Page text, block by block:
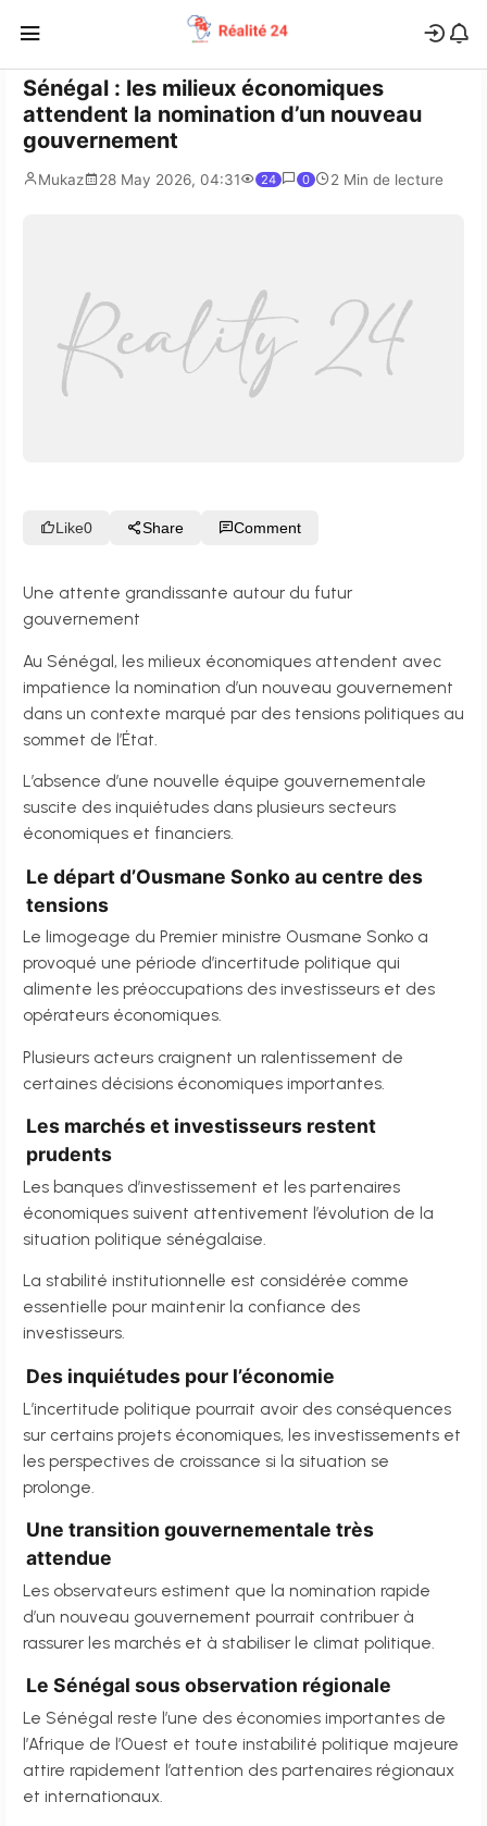
Sénégal : les milieux économiques
attendent la nomination d’un nouveau
gouvernement
Mukaz 28 May 2026, 04:31 24 0 2 Min de lecture
Like0 Share Comment
Une attente grandissante autour du futur
gouvernement
Au Sénégal, les milieux économiques attendent avec
impatience la nomination d’un nouveau gouvernement
dans un contexte marqué par des tensions politiques au
sommet de l’État.
L’absence d’une nouvelle équipe gouvernementale
suscite des inquiétudes dans plusieurs secteurs
économiques et financiers.
Le départ d’Ousmane Sonko au centre des
tensions
Le limogeage du Premier ministre Ousmane Sonko a
provoqué une période d’incertitude politique qui
alimente les préoccupations des investisseurs et des
opérateurs économiques.
Plusieurs acteurs craignent un ralentissement de
certaines décisions économiques importantes.
Les marchés et investisseurs restent
prudents
Les banques d’investissement et les partenaires
économiques suivent attentivement l’évolution de la
situation politique sénégalaise.
La stabilité institutionnelle est considérée comme
essentielle pour maintenir la confiance des
investisseurs.
Des inquiétudes pour l’économie
L’incertitude politique pourrait avoir des conséquences
sur certains projets économiques, les investissements et
les perspectives de croissance si la situation se
prolonge.
Une transition gouvernementale très
attendue
Les observateurs estiment que la nomination rapide
d’un nouveau gouvernement pourrait contribuer à
rassurer les marchés et à stabiliser le climat politique.
Le Sénégal sous observation régionale
Le Sénégal reste l’une des économies importantes de
l’Afrique de l’Ouest et toute instabilité politique majeure
attire rapidement l’attention des partenaires régionaux
et internationaux.